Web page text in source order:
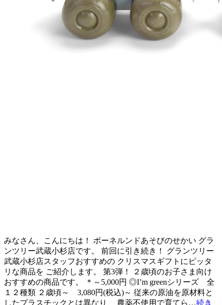
みなさん、こんにちは！ ボーネルンドあそびのせかい グラ
ンツリー武蔵小杉店です。 前回に引き続き！ グランツリー
武蔵小杉店スタッフおすすめの クリスマスギフトにピッタ
リな商品を ご紹介します。 第3弾！ ２歳頃のお子さま向け
おすすめの商品です。 ＊～5,000円 ◎I’m greenシリーズ 全
１２種類 ２歳頃～ 3,080円(税込)～ 従来の原油を原材料と
したプラスチックとは異なり、 農薬不使用で育てら…続き